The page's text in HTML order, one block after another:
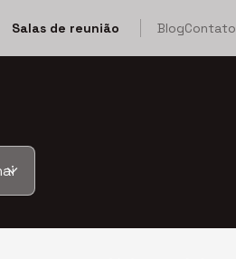
Salas de reunião BlogContato